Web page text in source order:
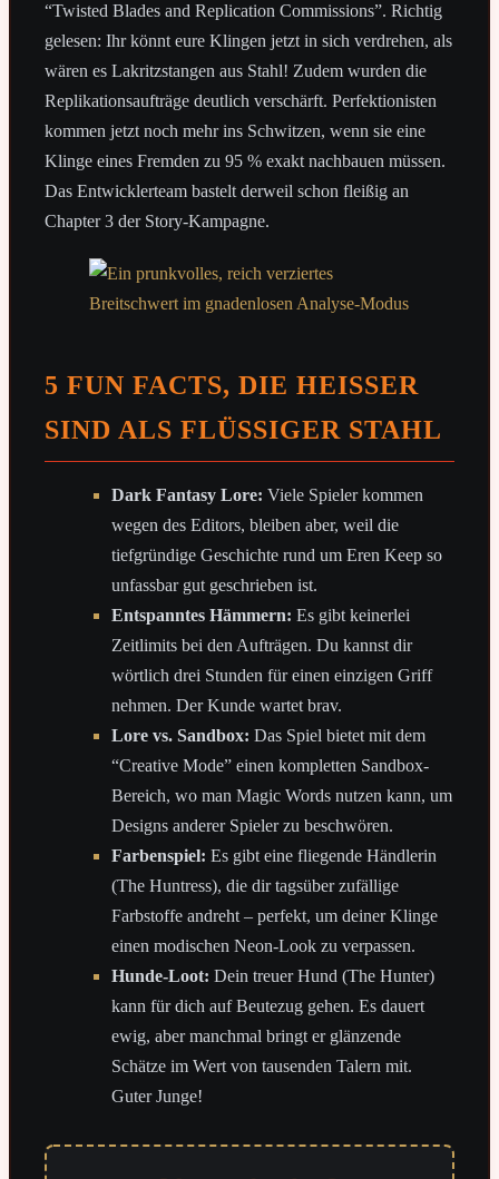
“Twisted Blades and Replication Commissions”. Richtig
gelesen: Ihr könnt eure Klingen jetzt in sich verdrehen, als
wären es Lakritzstangen aus Stahl! Zudem wurden die
Replikationsaufträge deutlich verschärft. Perfektionisten
kommen jetzt noch mehr ins Schwitzen, wenn sie eine
Klinge eines Fremden zu 95 % exakt nachbauen müssen.
Das Entwicklerteam bastelt derweil schon fleißig an
Chapter 3 der Story-Kampagne.
5 FUN FACTS, DIE HEISSER S
IND ALS FLÜSSIGER STAHL
Dark Fantasy Lore: Viele Spieler kommen
wegen des Editors, bleiben aber, weil die
tiefgründige Geschichte rund um Eren Keep so
unfassbar gut geschrieben ist.
Entspanntes Hämmern: Es gibt keinerlei
Zeitlimits bei den Aufträgen. Du kannst dir
wörtlich drei Stunden für einen einzigen Griff
nehmen. Der Kunde wartet brav.
Lore vs. Sandbox: Das Spiel bietet mit dem
“Creative Mode” einen kompletten Sandbox-
Bereich, wo man Magic Words nutzen kann, um
Designs anderer Spieler zu beschwören.
Farbenspiel: Es gibt eine fliegende Händlerin
(The Huntress), die dir tagsüber zufällige
Farbstoffe andreht – perfekt, um deiner Klinge
einen modischen Neon-Look zu verpassen.
Hunde-Loot: Dein treuer Hund (The Hunter)
kann für dich auf Beutezug gehen. Es dauert
ewig, aber manchmal bringt er glänzende
Schätze im Wert von tausenden Talern mit.
Guter Junge!